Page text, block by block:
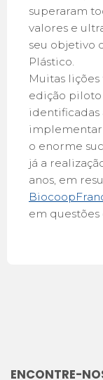
superaram
valores e
seu objetivo
Plástico.
Muitas
edição
identificadas
implementar
o enorme
já a
anos, em
em
ENCONTRE-